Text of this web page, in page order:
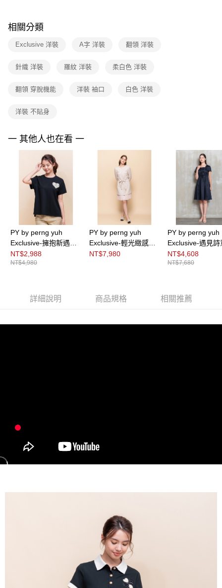
３．收到繳費通知簡訊後14天內，點擊此簡訊中的連結，可透過四大超商／
ATM／網路銀行／等多元方式進行付款，方視為交易完成。
※ 請注意：結帳手續完成當下不需立刻繳費，但若您需要取消訂單，請聯絡
購買商品的店家。未經商家同意取消之訂單仍視為有效，需透過AFTEE先享
※ 交易是否成功請以「AFTEE先享後付 」之結帳頁面顯示為準，若有關於
客戶支援中心」 https://netprotections.freshdesk.com/support/home
１．透過由恩沛科技股份有限公司提供之「AFTEE先享後付」服務完成之交
２．關於個人資料處理事宜，請瀏覽以下網址：
３．未成年的使用者請事先徵得法定代理人或監護人之同意方可使用
「AFTEE先享後付」，若未經同意申辦者引起之損失，本公司不負相關責
４．使用「AFTEE先享後付」時，將依據個別帳號之用戶狀況，依本公司即
時審查核予不同之上限額度；若仍有額度不足之情形，本公司將視審查結果
請求用戶進行身份認證。
５．嚴禁一人註冊多個帳號或使用他人資訊註冊。若發現惡意使用之情形，
恩沛科技股份有限公司將有權停止該用戶之使用額度並採取法律行動。
每筆NT$90，滿NT$3,600(含以上)免運費
離島宅配 (蘭嶼恕不配送)
免運費
相關分類
Exclusive 洋裝 A字 洋裝 翻領 洋裝
針織 洋裝 羅紋 洋裝 柔白色 洋裝
翻領 穿脫機能 洋裝 袖口 白色 洋裝
洋裝 不貼身
一 其他人也在看 一
PY by perng yuh
Exclusive-擁抱新遇繡
飾圓領Ｔ恤
NT$2,988
NT$4,980
PY by perng yuh
Exclusive-輕光緻感褶
飾花紗洋裝（附腰帶）
NT$7,980
PY by perng yuh
Exclusive-遇見詩
動襠片洋裝
NT$4,608
NT$7,680
詳細說明 商品規格 相關推薦